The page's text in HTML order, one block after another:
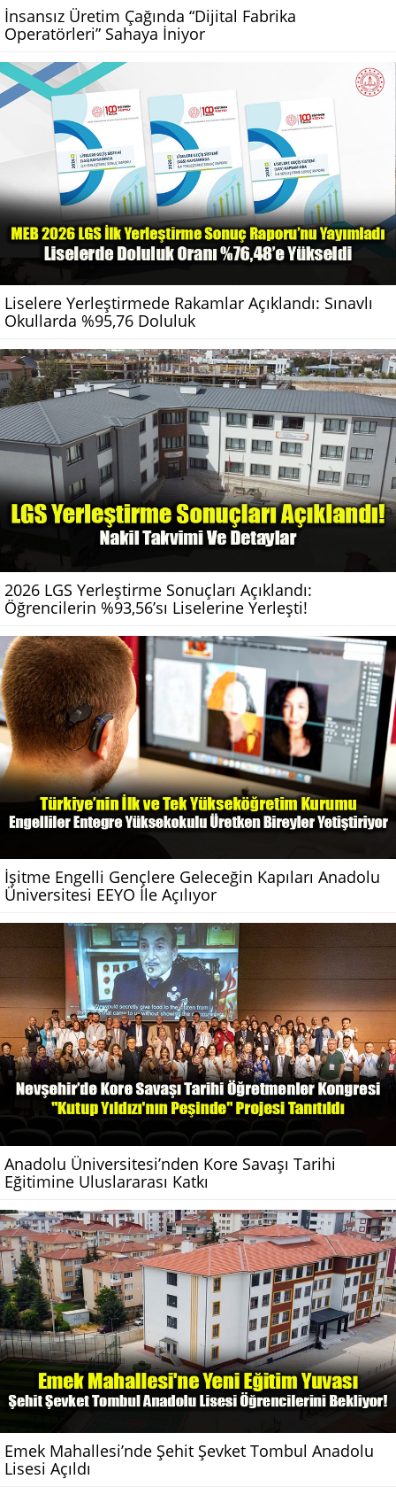
İnsansız Üretim Çağında “Dijital Fabrika
Operatörleri” Sahaya İniyor
Liselere Yerleştirmede Rakamlar Açıklandı: Sınavlı
Okullarda %95,76 Doluluk
2026 LGS Yerleştirme Sonuçları Açıklandı:
Öğrencilerin %93,56’sı Liselerine Yerleşti!
İşitme Engelli Gençlere Geleceğin Kapıları Anadolu
Üniversitesi EEYO İle Açılıyor
Anadolu Üniversitesi’nden Kore Savaşı Tarihi
Eğitimine Uluslararası Katkı
Emek Mahallesi’nde Şehit Şevket Tombul Anadolu
Lisesi Açıldı